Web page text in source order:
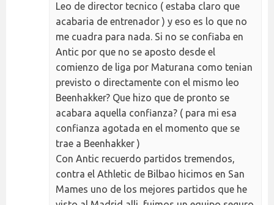
Leo de director tecnico ( estaba claro que
acabaria de entrenador ) y eso es lo que no
me cuadra para nada. Si no se confiaba en
Antic por que no se aposto desde el
comienzo de liga por Maturana como tenian
previsto o directamente con el mismo leo
Beenhakker? Que hizo que de pronto se
acabara aquella confianza? ( para mi esa
confianza agotada en el momento que se
trae a Beenhakker )
Con Antic recuerdo partidos tremendos,
contra el Athletic de Bilbao hicimos en San
Mames uno de los mejores partidos que he